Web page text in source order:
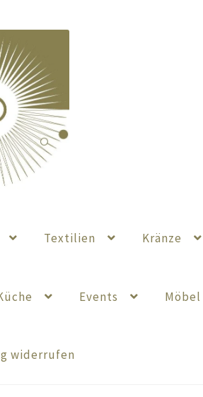
Textilien Kränze
Events Möbel
widerrufen